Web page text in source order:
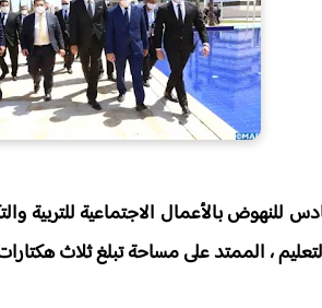
بالأعمال الاجتماعية للتربية
، الممتد على مساحة تبلغ ثلاث